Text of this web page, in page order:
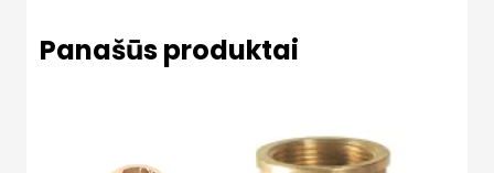
Panašūs produktai